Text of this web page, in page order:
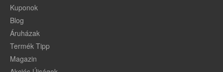
Kuponok
Blog
Áruházak
Termék Tipp
Magazin